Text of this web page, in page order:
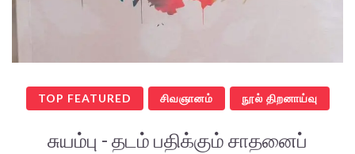
TOP FEATURED சிவஞானம் நூல் திறனாய்வு
சுயம்பு - தடம் பதிக்கும் சாதனைப்